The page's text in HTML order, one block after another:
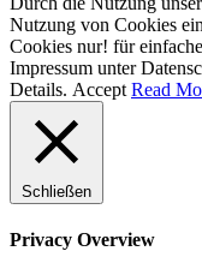
Nutzung von Cookies
Cookies nur! für
Impressum unter
Details. Accept Read
Schließen
Privacy Overview